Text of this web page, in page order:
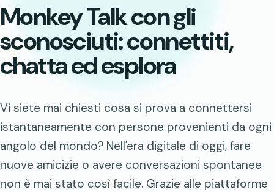
Monkey Talk con gli
sconosciuti: connettiti,
chatta ed esplora
Vi siete mai chiesti cosa si prova a connettersi
istantaneamente con persone provenienti da ogni
angolo del mondo? Nell'era digitale di oggi, fare
nuove amicizie o avere conversazioni spontanee
non è mai stato così facile. Grazie alle piattaforme